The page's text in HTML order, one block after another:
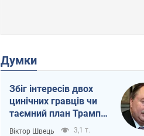
Думки
Збіг інтересів двох
цинічних гравців чи
таємний план Трампа
і Путіна?
Віктор Швець 3,1 т.